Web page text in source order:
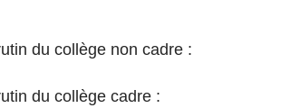
du collège non cadre :
du collège cadre :